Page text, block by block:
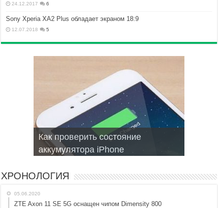
24.12.2017 6
Sony Xperia XA2 Plus обладает экраном 18:9
12.07.2018 5
Как проверить состояние
аккумулятора iPhone
Запись текста голосом на Android
топ приложений
Браузеры для смартфонов на
Android и iphone
Не включается Iphone, как
оживить?
Мобильные операционные
системы для смартфонов
ХРОНОЛОГИЯ
05.06.2020
ZTE Axon 11 SE 5G оснащен чипом Dimensity 800